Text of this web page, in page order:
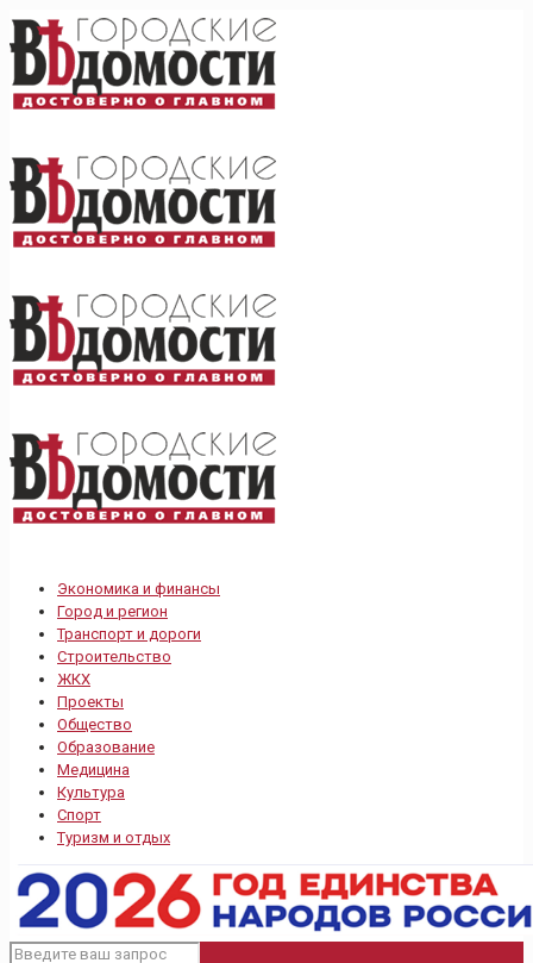
Экономика и финансы
Город и регион
Транспорт и дороги
Строительство
ЖКХ
Проекты
Общество
Образование
Медицина
Культура
Спорт
Туризм и отдых